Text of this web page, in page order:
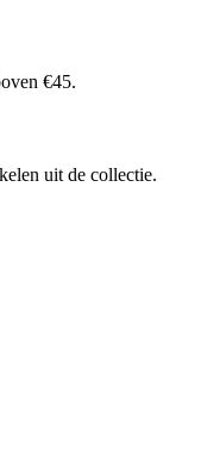
€45.
uit de collectie.